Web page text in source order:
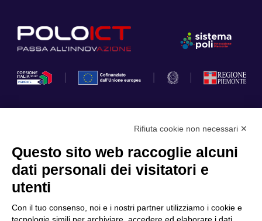
Cookie Policy
Scopri il Polo
Partner
Finanziamenti e bandi
Rifiuta cookie non necessari ✕
Questo sito web raccoglie alcuni
dati personali dei visitatori e
utenti
Con il tuo consenso, noi e i nostri partner utilizziamo i cookie e